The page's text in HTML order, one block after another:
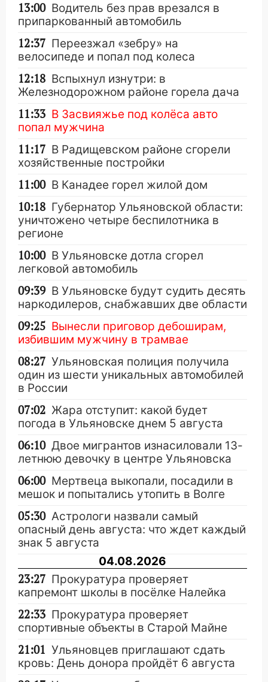
13:00 Водитель без прав врезался в
припаркованный автомобиль
12:37 Переезжал «зебру» на
велосипеде и попал под колеса
12:18 Вспыхнул изнутри: в
Железнодорожном районе горела дача
11:33 В Засвияжье под колёса авто
попал мужчина
11:17 В Радищевском районе сгорели
хозяйственные постройки
11:00 В Канадее горел жилой дом
10:18 Губернатор Ульяновской области:
уничтожено четыре беспилотника в
регионе
10:00 В Ульяновске дотла сгорел
легковой автомобиль
09:39 В Ульяновске будут судить десять
наркодилеров, снабжавших две области
09:25 Вынесли приговор дебоширам,
избившим мужчину в трамвае
08:27 Ульяновская полиция получила
один из шести уникальных автомобилей
в России
07:02 Жара отступит: какой будет
погода в Ульяновске днем 5 августа
06:10 Двое мигрантов изнасиловали 13-
летнюю девочку в центре Ульяновска
06:00 Мертвеца выкопали, посадили в
мешок и попытались утопить в Волге
05:30 Астрологи назвали самый
опасный день августа: что ждет каждый
знак 5 августа
04.08.2026
23:27 Прокуратура проверяет
капремонт школы в посёлке Налейка
22:33 Прокуратура проверяет
спортивные объекты в Старой Майне
21:01 Ульяновцев приглашают сдать
кровь: День донора пройдёт 6 августа